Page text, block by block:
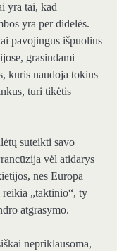
yra tai, kad
yra per didelės.
pavojingus išpuolius
grasindami
kuris naudoja tokius
turi tikėtis
suteikti savo
vėl atidarys
nes Europa
reikia „taktinio“, ty
atgrasymo.
nepriklausoma,